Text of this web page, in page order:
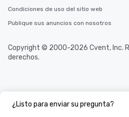
¿Listo para enviar su pregunta?
Condiciones de uso del sitio web
Publique sus anuncios con nosotros
Copyright © 2000-2026 Cvent, Inc.
derechos.